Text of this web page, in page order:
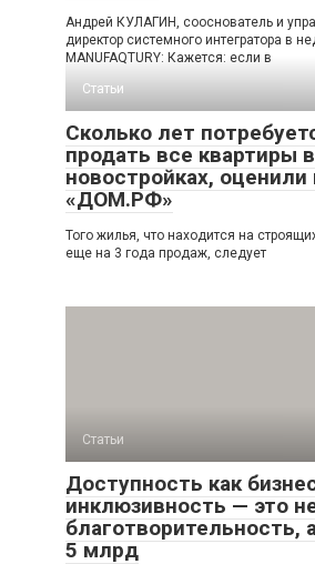
Андрей КУЛАГИН, сооснователь и
директор системного интегратора в
MANUFAQTURY: Кажется: если в
Статьи
Сколько лет
продать все квартиры в
новостройках, оценили
«ДОМ.РФ»
Того жилья, что находится на
еще на 3 года продаж, следует
Статьи
Доступность как
инклюзивность — это
благотворительность,
5 млрд